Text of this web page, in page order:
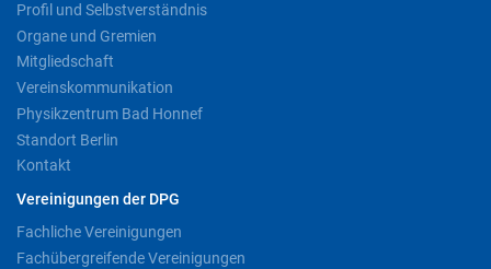
Profil und Selbstverständnis
Organe und Gremien
Mitgliedschaft
Vereinskommunikation
Physikzentrum Bad Honnef
Standort Berlin
Kontakt
Vereinigungen der DPG
Fachliche Vereinigungen
Fachübergreifende Vereinigungen